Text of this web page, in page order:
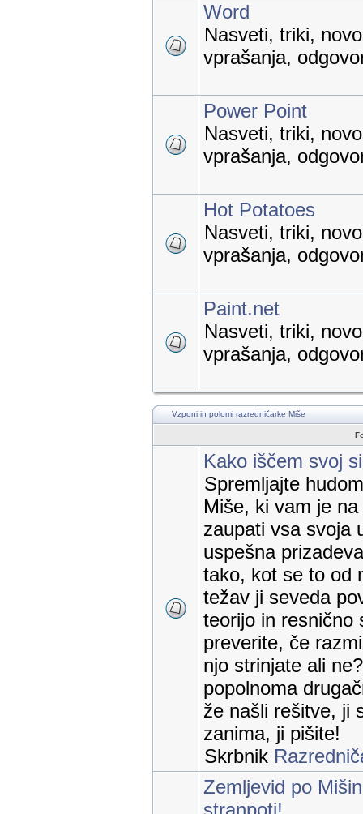
Word
Nasveti, triki,
vprašanja,
Power Point
Nasveti, triki,
vprašanja,
Hot Potatoes
Nasveti, triki,
vprašanja,
Paint.net
Nasveti, triki,
vprašanja,
Vzponi in polomi razredničarke Miše
Kako iščem svoj
Spremljajte
Miše, ki vam je
zaupati vsa svoja
uspešna
tako, kot se to od
težav ji seveda
teorijo in resnično
preverite, če
njo strinjate ali
popolnoma
že našli rešitve, ji
zanima, ji pišite!
Skrbnik
Zemljevid po
stranpoti!